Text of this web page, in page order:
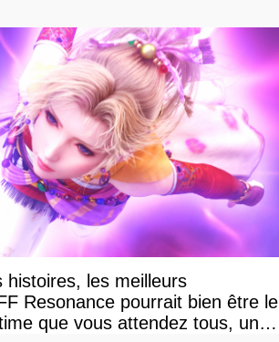
histoires, les meilleurs
Resonance pourrait bien être le
que vous attendez tous, un